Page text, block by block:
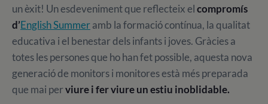
un èxit! Un esdeveniment que reflecteix elcompromís
d’English Summeramb la formació contínua, la qualitat
educativa i el benestar dels infants i joves. Gràcies a
totes les persones que ho han fet possible, aquesta nova
generació de monitors i monitores està més preparada
que mai perviure i fer viure un estiu inoblidable.